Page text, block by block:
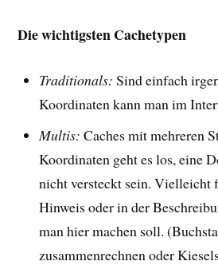
Die wichtigsten Cachetypen
Traditionals: Sind einfach
Koordinaten kann man im
Multis: Caches mit mehreren
Koordinaten geht es los, eine
nicht versteckt sein. Vielleicht
Hinweis oder in der
man hier machen soll.
zusammenrechnen oder